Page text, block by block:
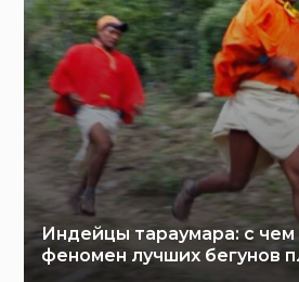
Индейцы тараумара: с чем
феномен лучших бегунов